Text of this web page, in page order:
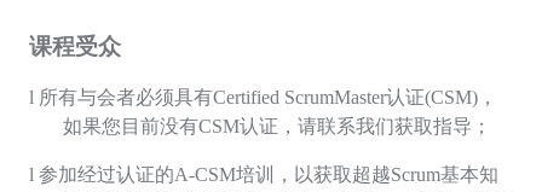
课程受众
l 所有与会者必须具有Certified ScrumMaster认证(CSM) ，
如果您目前没有CSM认证，请联系我们获取指导；
l 参加经过认证的A-CSM培训，以获取超越Scrum基本知